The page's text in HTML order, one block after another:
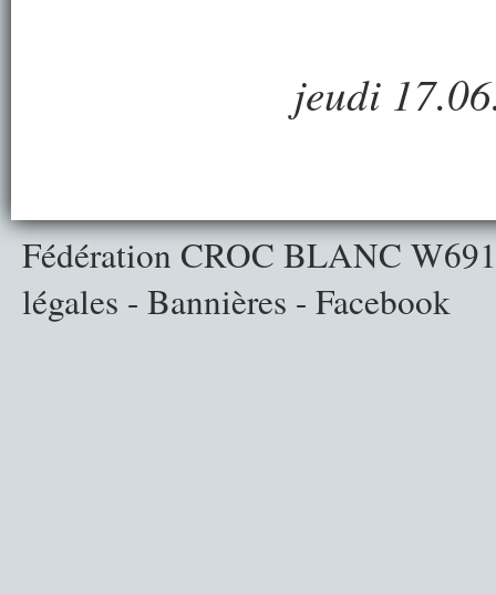
jeudi
Fédération CROC BLANC
légales - Bannières - Facebook